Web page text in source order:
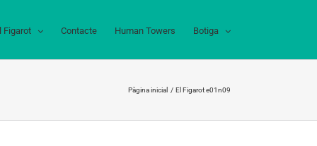
Figarot Contacte Human Towers Botiga
Pàgina inicial El Figarot e01n09